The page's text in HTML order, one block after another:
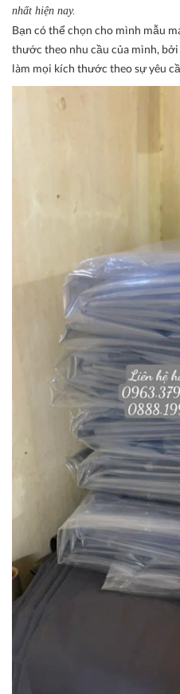
nhất hiện nay.
Bạn có thể chọn cho mình mẫu
thước theo nhu cầu của mình,
làm mọi kích thước theo sự yêu